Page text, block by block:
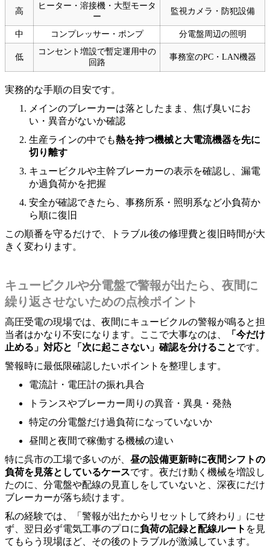
高
ヒーター・溶接機・大型モータ
ー
監視カメラ・防犯設備
中 コンプレッサー・ポンプ 分電盤周辺の照明
低
コンセント増設で暫定運用中の
回路
事務室のPC・LAN機器
実務的な手順の目安です。
メインのブレーカーは落としたまま、焦げ臭いにお
い・異音がないか確認
生産ラインの中でも熱を持つ機械と大電流機器を先に
切り離す
キュービクルや主幹ブレーカーの表示を確認し、漏電
か過負荷かを把握
安全が確認できたら、事務所系・照明系など小負荷か
ら順に復旧
この順番を守るだけで、トラブル後の修理費と復旧時間が大
きく変わります。
キュービクルや分電盤で警報が出たら、夜間に
繰り返させないための点検ポイント
高圧受電の現場では、夜間にキュービクルの警報が鳴ると担
当者はかなり不安になります。ここで大事なのは、
「今だけ
止める」対応と「次に起こさない」確認を分けることです。
警報時に最低限確認したいポイントを整理します。
電流計・電圧計の振れ具合
トランスやブレーカー周りの異音・異臭・発熱
特定の分電盤だけ過負荷になっていないか
昼間と夜間で稼働する機械の違い
特に呉市の工場で多いのが、 昼の設備更新時に夜間シフトの
負荷を見落としているケースです。夜だけ動く機械を増設し
たのに、分電盤や配線の見直しをしていないと、深夜にだけ
ブレーカーが落ち続けます。
私の経験では、「警報が出たからリセットして終わり」にせ
ず、翌日必ず電気工事のプロに負荷の記録と配線ルート を見
てもらう現場ほど、その後のトラブルが激減しています。